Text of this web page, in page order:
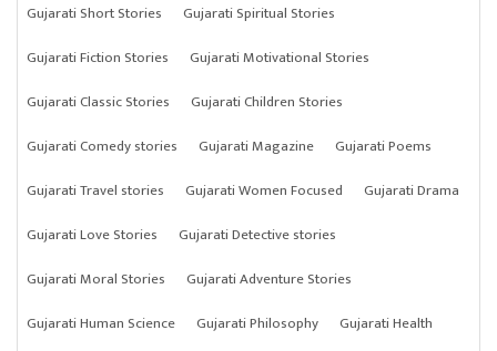
Gujarati Short Stories
Gujarati Spiritual Stories
Gujarati Fiction Stories
Gujarati Motivational Stories
Gujarati Classic Stories
Gujarati Children Stories
Gujarati Comedy stories
Gujarati Magazine
Gujarati Poems
Gujarati Travel stories
Gujarati Women Focused
Gujarati Drama
Gujarati Love Stories
Gujarati Detective stories
Gujarati Moral Stories
Gujarati Adventure Stories
Gujarati Human Science
Gujarati Philosophy
Gujarati Health